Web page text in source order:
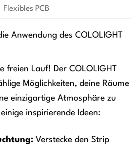
Flexibles PCB
Anwendung des COLOLIGHT
freien Lauf! Der COLOLIGHT
Möglichkeiten, deine Räume
einzigartige Atmosphäre zu
inspirierende Ideen:
Verstecke den Strip